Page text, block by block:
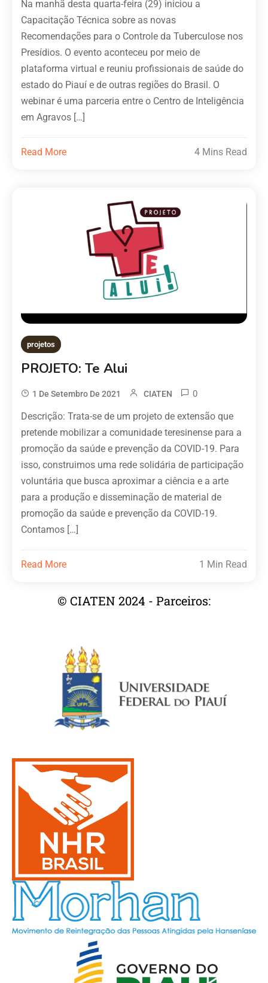
Na manhã desta quarta-feira (29) iniciou a
Capacitação Técnica sobre as novas
Recomendações para o Controle da Tuberculose nos
Presídios. O evento aconteceu por meio de
plataforma virtual e reuniu profissionais de saúde do
estado do Piauí e de outras regiões do Brasil. O
webinar é uma parceria entre o Centro de Inteligência
em Agravos […]
Read More 4 Mins Read
projetos
PROJETO: Te Alui
1 De Setembro De 2021 CIATEN 0
Descrição: Trata-se de um projeto de extensão que
pretende mobilizar a comunidade teresinense para a
promoção da saúde e prevenção da COVID-19. Para
isso, construimos uma rede solidária de participação
voluntária que busca aproximar a ciência e a arte
para a produção e disseminação de material de
promoção da saúde e prevenção da COVID-19.
Contamos […]
Read More 1 Min Read
© CIATEN 2024 - Parceiros: